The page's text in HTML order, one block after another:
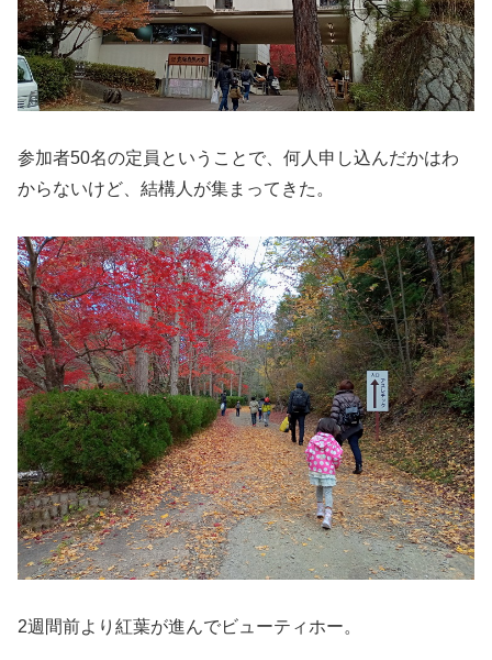
参加者50名の定員ということで、何人申し込んだかはわ
からないけど、結構人が集まってきた。
2週間前より紅葉が進んでビューティホー。